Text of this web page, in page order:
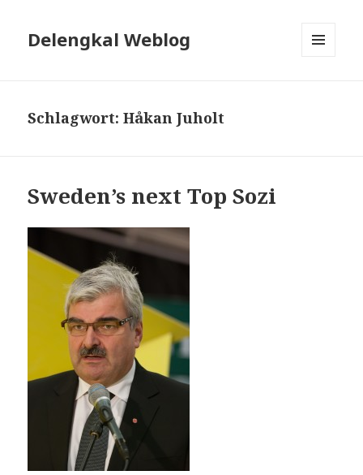
Delengkal Weblog
Schlagwort:Håkan Juholt
Sweden’s next Top Sozi